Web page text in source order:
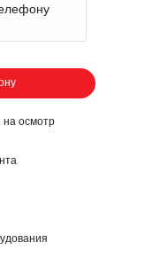
на осмотр